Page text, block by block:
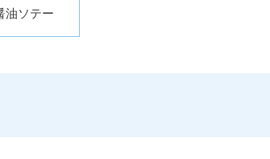
油ソテー